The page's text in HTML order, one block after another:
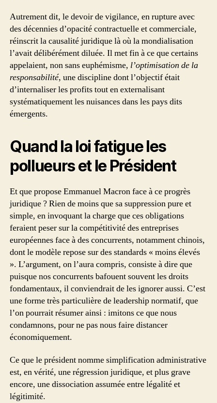
Autrement dit, le devoir de vigilance, en rupture avec
des décennies d’opacité contractuelle et commerciale,
réinscrit la causalité juridique là où la mondialisation
l’avait délibérément diluée. Il met fin à ce que certains
appelaient, non sans euphémisme, l’optimisation de la
responsabilité, une discipline dont l’objectif était
d’internaliser les profits tout en externalisant
systématiquement les nuisances dans les pays dits
émergents.
Quand la loi fatigue les
pollueurs et le Président
Et que propose Emmanuel Macron face à ce progrès
juridique ? Rien de moins que sa suppression pure et
simple, en invoquant la charge que ces obligations
feraient peser sur la compétitivité des entreprises
européennes face à des concurrents, notamment chinois,
dont le modèle repose sur des standards « moins élevés
». L’argument, on l’aura compris, consiste à dire que
puisque nos concurrents bafouent souvent les droits
fondamentaux, il conviendrait de les ignorer aussi. C’est
une forme très particulière de leadership normatif, que
l’on pourrait résumer ainsi : imitons ce que nous
condamnons, pour ne pas nous faire distancer
économiquement.
Ce que le président nomme simplification administrative
est, en vérité, une régression juridique, et plus grave
encore, une dissociation assumée entre légalité et
légitimité.